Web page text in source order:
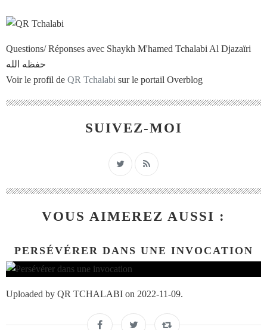
Questions/ Réponses avec Shaykh M'hamed Tchalabi Al Djazaïri
حفظه الله
Voir le profil de QR Tchalabi sur le portail Overblog
SUIVEZ-MOI
VOUS AIMEREZ AUSSI :
PERSÉVÉRER DANS UNE INVOCATION
Uploaded by QR TCHALABI on 2022-11-09.